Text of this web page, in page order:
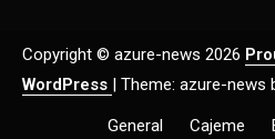
Copyright © azure-news 2026
WordPress | Theme: azure-news
General Cajeme